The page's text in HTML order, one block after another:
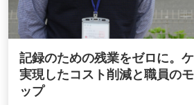
記録のための残業をゼロに。
実現したコスト削減と職員の
ップ